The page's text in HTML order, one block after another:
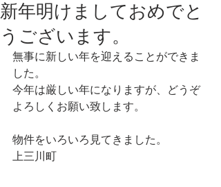
新年明けましておめでと
うございます。
無事に新しい年を迎えることができま
した。
今年は厳しい年になりますが、どうぞ
よろしくお願い致します。
物件をいろいろ見てきました。
上三川町